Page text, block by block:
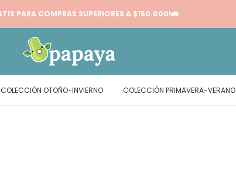
20% OFF TRANSF.
COLECCIÓN OTOÑO-INVIERNO COLECCIÓN PRIMAVERA-VERANO